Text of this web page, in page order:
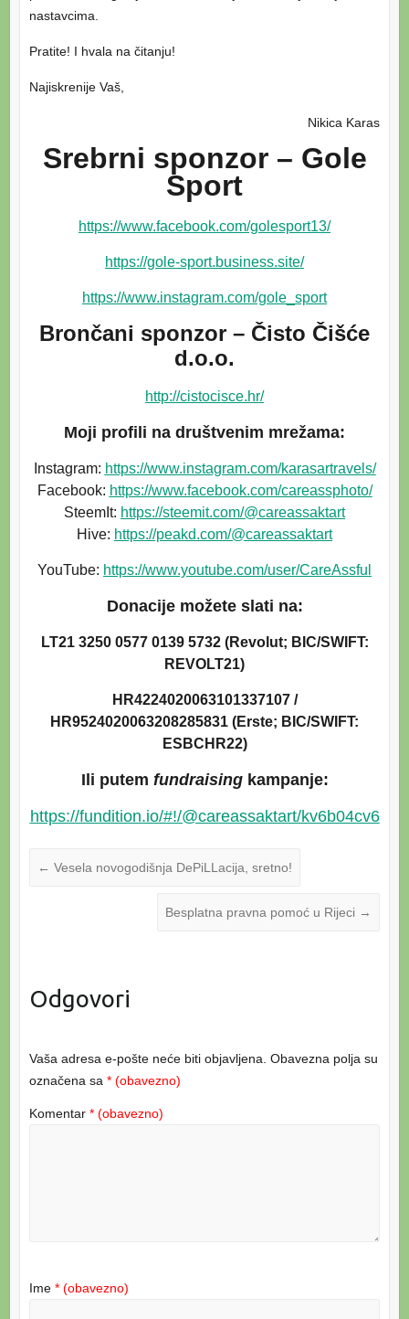
nastavcima.
Pratite! I hvala na čitanju!
Najiskrenije Vaš,
Nikica Karas
Srebrni sponzor – Gole
Sport
https://www.facebook.com/golesport13/
https://gole-sport.business.site/
https://www.instagram.com/gole_sport
Brončani sponzor – Čisto Čišće
d.o.o.
http://cistocisce.hr/
Moji profili na društvenim mrežama:
Instagram: https://www.instagram.com/karasartravels/
Facebook: https://www.facebook.com/careassphoto/
SteemIt: https://steemit.com/@careassaktart
Hive: https://peakd.com/@careassaktart
YouTube: https://www.youtube.com/user/CareAssful
Donacije možete slati na:
LT21 3250 0577 0139 5732 (Revolut; BIC/SWIFT:
REVOLT21)
HR4224020063101337107 /
HR9524020063208285831 (Erste; BIC/SWIFT:
ESBCHR22)
Ili putem fundraisingkampanje:
https://fundition.io/#!/@careassaktart/kv6b04cv6
← Vesela novogodišnja DePiLLacija, sretno!
Besplatna pravna pomoć u Rijeci →
Odgovori
Vaša adresa e-pošte neće biti objavljena. Obavezna polja su
označena sa * (obavezno)
Komentar * (obavezno)
Ime * (obavezno)